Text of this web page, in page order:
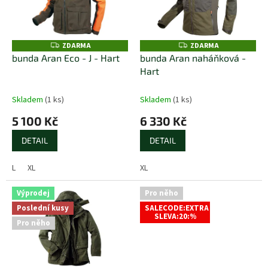
Z
D
A
ZDARMA
bunda Aran Eco - J - Hart
Skladem (1 ks)
5 100 Kč
DETAIL
L XL
Z
D
A
ZDARMA
bunda Aran naháňková -
Hart
Skladem (1 ks)
6 330 Kč
DETAIL
XL
Výprodej
Poslední kusy
Pro něho
Pro něho
SALECODE:EXTRA
SLEVA:20:%